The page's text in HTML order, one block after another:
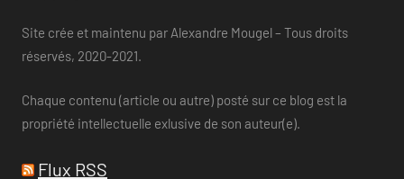
Site crée et maintenu par Alexandre Mougel – Tous droits
réservés, 2020-2021.
Chaque contenu (article ou autre) posté sur ce blog est la
propriété intellectuelle exlusive de son auteur(e).
Flux RSS